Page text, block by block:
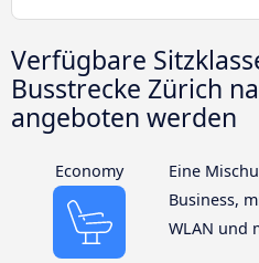
Verfügbare
Busstrecke Zürich
angeboten werden
Economy
Eine
Business,
WLAN und